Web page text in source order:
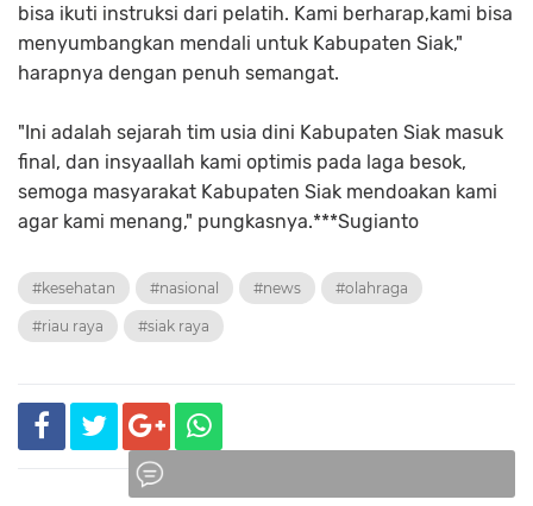
bisa ikuti instruksi dari pelatih. Kami berharap,kami bisa
menyumbangkan mendali untuk Kabupaten Siak,"
harapnya dengan penuh semangat.
"Ini adalah sejarah tim usia dini Kabupaten Siak masuk
final, dan insyaallah kami optimis pada laga besok,
semoga masyarakat Kabupaten Siak mendoakan kami
agar kami menang," pungkasnya.***Sugianto
#kesehatan #nasional #news #olahraga
#riau raya #siak raya